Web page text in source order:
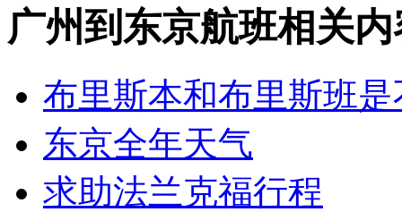
广州到东京航班相关内
布里斯本和布里斯班
东京全年天气
求助法兰克福行程